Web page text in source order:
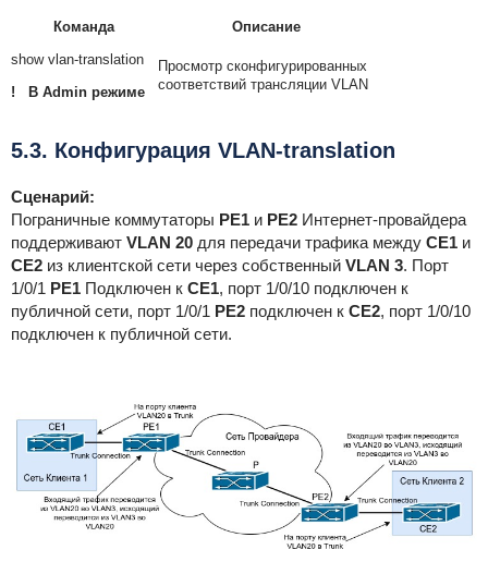
Команда
Описание
show vlan-translation
! В Admin режиме
Просмотр сконфигурированных
соответствий трансляции VLAN
5.3. Конфигурация VLAN-translation
Сценарий:
Пограничные коммутаторы PE1и PE2Интернет-провайдера
поддерживают VLAN 20для передачи трафика между CE1и
CE2из клиентской сети через собственный VLAN 3. Порт
1/0/1 PE1Подключен к CE1, порт 1/0/10 подключен к
публичной сети, порт 1/0/1 PE2подключен к CE2, порт 1/0/10
подключен к публичной сети.